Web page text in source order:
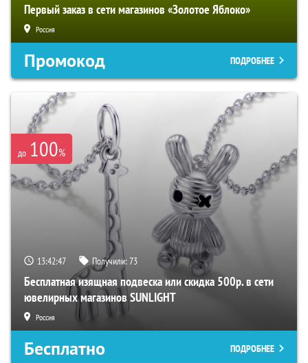
Первый заказ в сети магазинов «Золотое Яблоко»
Россия
Промокод ПОДРОБНЕЕ
до 100%
13:42:46 Получили:73
Бесплатная изящная подвеска или скидка 500р. в сети
ювелирных магазинов SUNLIGHT
Россия
Бесплатно ПОДРОБНЕЕ